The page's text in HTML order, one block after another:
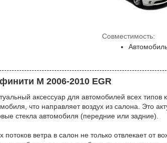
Совместимость:
М 2006-2010 EGR
аксессуар для автомобилей всех
что направляет воздух из салона. Это
стекла автомобиля (передние или задние).
ветра в салон не только отвлекает от